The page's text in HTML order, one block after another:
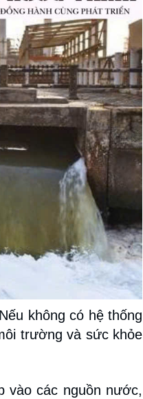
không có hệ thống
trường và sức khỏe
vào các nguồn nước,